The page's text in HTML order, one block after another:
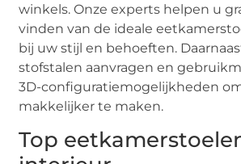
winkels. Onze experts helpen u
vinden van de ideale
bij uw stijl en behoeften.
stofstalen aanvragen en
3D-configuratiemogelijkheden
makkelijker te maken.
Top